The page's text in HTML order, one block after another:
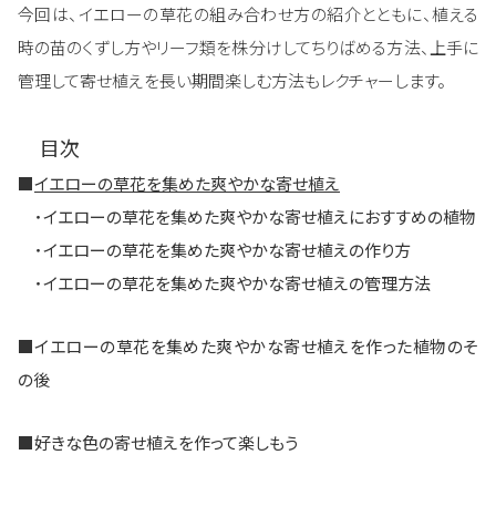
今回は、イエローの草花の組み合わせ方の紹介とともに、植える
時の苗のくずし方やリーフ類を株分けしてちりばめる方法、上手に
管理して寄せ植えを長い期間楽しむ方法もレクチャーします。
目次
■イエローの草花を集めた爽やかな寄せ植え
・イエローの草花を集めた爽やかな寄せ植えにおすすめの植物
・イエローの草花を集めた爽やかな寄せ植えの作り方
・イエローの草花を集めた爽やかな寄せ植えの管理方法
■イエローの草花を集めた爽やかな寄せ植えを作った植物のそ
の後
■好きな色の寄せ植えを作って楽しもう